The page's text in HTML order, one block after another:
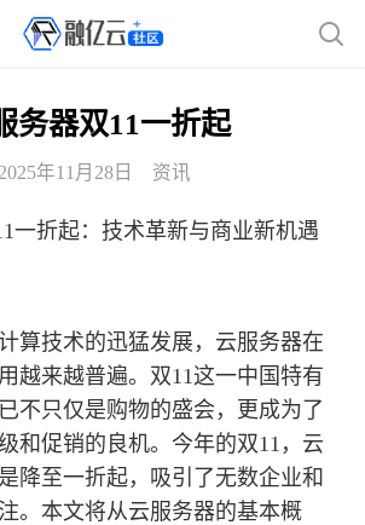
务器双11一折起
2025年11月28日 资讯
一折起：技术革新与商业新机遇
算技术的迅猛发展，云服务器在
越来越普遍。双11这一中国特有
不只仅是购物的盛会，更成为了
和促销的良机。今年的双11，云
降至一折起，吸引了无数企业和
。本文将从云服务器的基本概